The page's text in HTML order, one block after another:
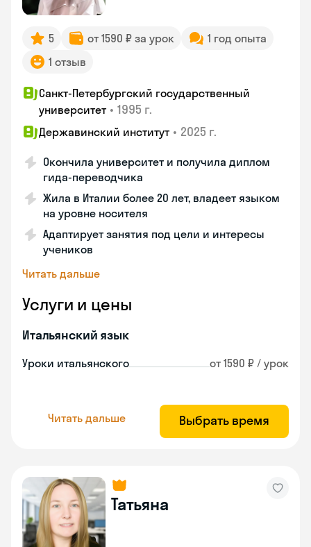
5 от 1590 ₽ за урок
1 год опыта
1 отзыв
Санкт-Петербургский государственный
университет • 1995 г.
Державинский институт • 2025 г.
Окончила университет и получила диплом
гида-переводчика
Жила в Италии более 20 лет, владеет языком
на уровне носителя
Адаптирует занятия под цели и интересы
учеников
Читать дальше
Услуги и цены
Итальянский язык
Уроки итальянского от 1590 ₽ / урок
Читать дальше Выбрать время
Татьяна